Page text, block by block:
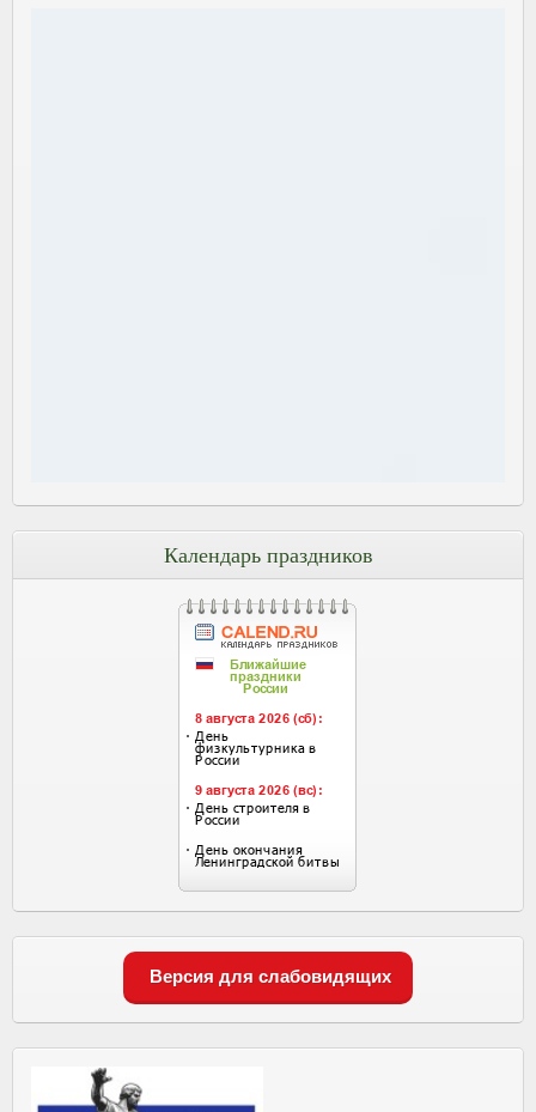
Календарь праздников
Версия для слабовидящих